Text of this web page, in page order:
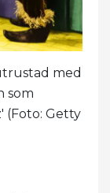
med
som
(Foto: Getty